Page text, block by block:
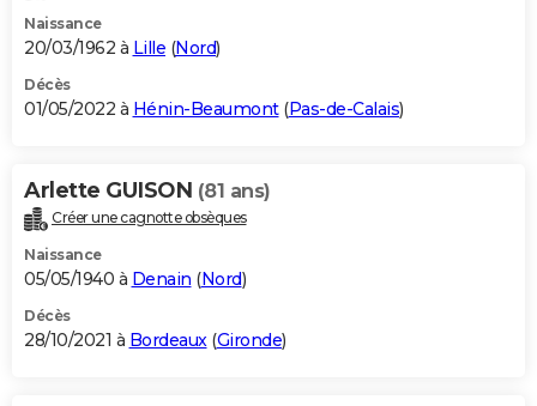
Naissance
20/03/1962 à Lille (Nord)
Décès
01/05/2022 à Hénin-Beaumont(Pas-de-Calais)
Arlette GUISON (81 ans)
Créer une cagnotte obsèques
Naissance
05/05/1940 à Denain (Nord)
Décès
28/10/2021 à Bordeaux (Gironde)